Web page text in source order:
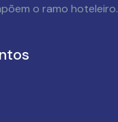
o ramo hoteleiro.